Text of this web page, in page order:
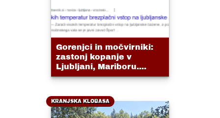
Gorenjci in močvirniki:
zastonj kopanje v
Ljubljani, Mariboru....
KRANJSKA KLOBASA